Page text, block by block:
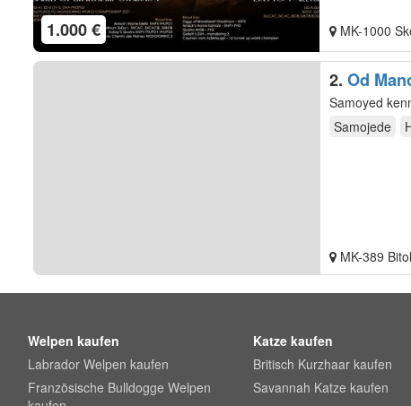
1.000 € MK-1000
2. Od
Samoyed
Samojede
MK-389
Welpen kaufen
Labrador Welpen kaufen
Französische Bulldogge Welpen
Katze kaufen
Britisch Kurzhaar kaufen
Savannah Katze kaufen